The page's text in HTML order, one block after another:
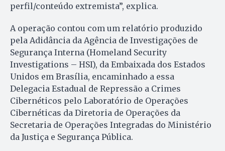
perfil/conteúdo extremista”, explica.
A operação contou com um relatório produzido
pela Adidância da Agência de Investigações de
Segurança Interna (Homeland Security
Investigations – HSI), da Embaixada dos Estados
Unidos em Brasília, encaminhado a essa
Delegacia Estadual de Repressão a Crimes
Cibernéticos pelo Laboratório de Operações
Cibernéticas da Diretoria de Operações da
Secretaria de Operações Integradas do Ministério
da Justiça e Segurança Pública.